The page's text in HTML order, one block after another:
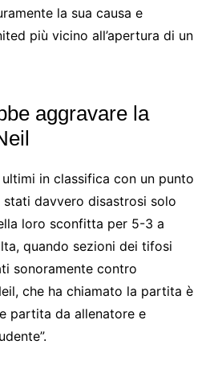
la sua causa e
più vicino all’apertura di un
aggravare la
in classifica con un punto
stati davvero disastrosi solo
loro sconfitta per 5-3 a
quando sezioni dei tifosi
sonoramente contro
che ha chiamato la partita è
partita da allenatore e